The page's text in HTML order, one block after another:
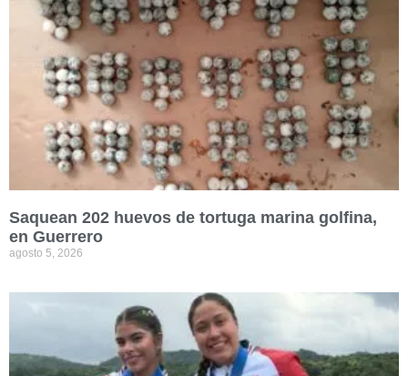
Saquean 202 huevos de tortuga marina golfina,
en Guerrero
agosto 5, 2026